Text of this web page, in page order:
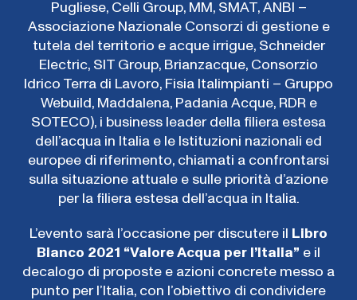
Pugliese, Celli Group, MM, SMAT, ANBI –
Associazione Nazionale Consorzi di gestione e
tutela del territorio e acque irrigue, Schneider
Electric, SIT Group, Brianzacque, Consorzio
Idrico Terra di Lavoro, Fisia Italimpianti – Gruppo
Webuild, Maddalena, Padania Acque, RDR e
SOTECO), i business leader della filiera estesa
dell’acqua in Italia e le Istituzioni nazionali ed
europee di riferimento, chiamati a confrontarsi
sulla situazione attuale e sulle priorità d’azione
per la filiera estesa dell’acqua in Italia.
L’evento sarà l’occasione per discutere il
Libro
Bianco 2021 “Valore Acqua per l’Italia” e il
decalogo di proposte e azioni concrete messo a
punto per l’Italia, con l’obiettivo di condividere